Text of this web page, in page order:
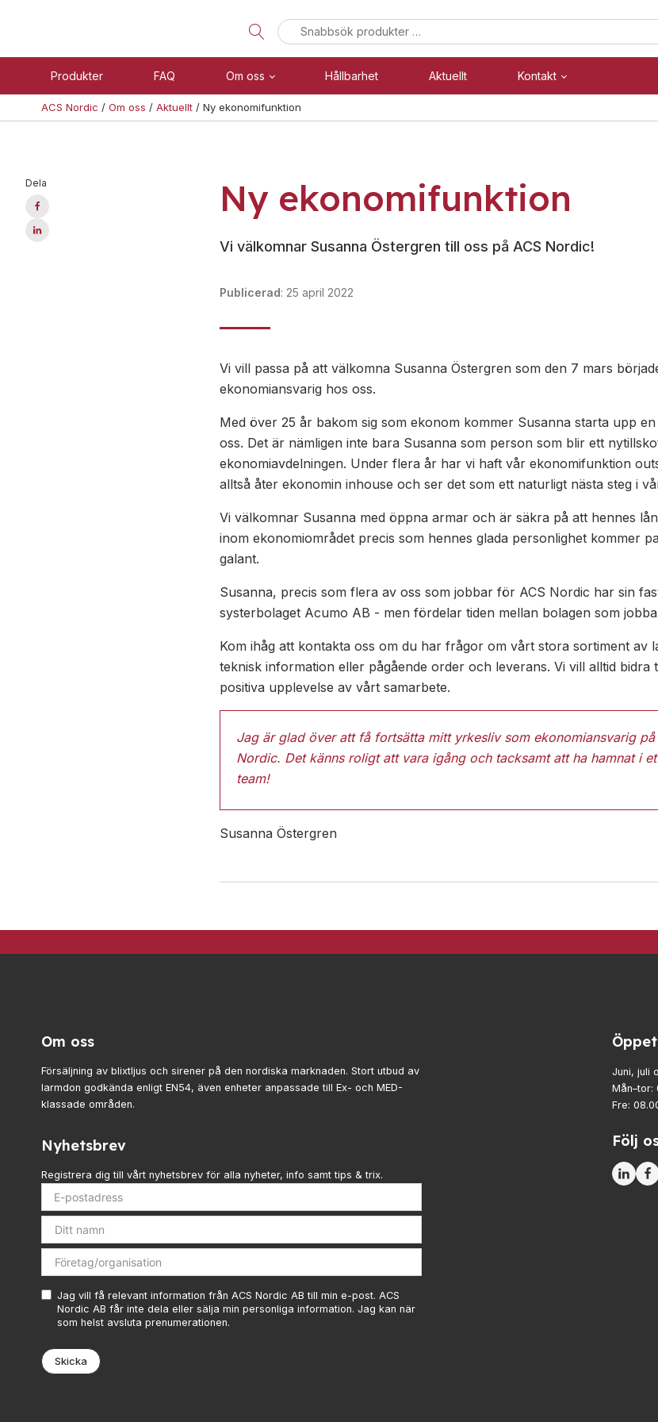
Sök
efter:
Produkter FAQ Om oss Hållbarhet Aktuellt Kontakt
Se alla kategorier
Blixtljus
Sirener
Blixtljus
Sirener
Larmsystem
Sirener
ACS Nordic / Om oss / Aktuellt / Ny ekonomifunktion
Dela Ny ekonomifunktion
Vi välkomnar Susanna Östergren till oss på ACS Nordic!
Publicerad: 25 april 2022
Vi vill passa på att välkomna Susanna Östergren som den 7 mars
ekonomiansvarig hos oss.
Med över 25 år bakom sig som ekonom kommer Susanna starta upp
oss. Det är nämligen inte bara Susanna som person som blir ett
ekonomiavdelningen. Under flera år har vi haft vår ekonomifunktion
alltså åter ekonomin inhouse och ser det som ett naturligt nästa steg i
Vi välkomnar Susanna med öppna armar och är säkra på att hennes
inom ekonomiområdet precis som hennes glada personlighet kommer
galant.
Susanna, precis som flera av oss som jobbar för ACS Nordic har sin
systerbolaget Acumo AB - men fördelar tiden mellan bolagen som
Kom ihåg att kontakta oss om du har frågor om vårt stora sortiment av
teknisk information eller pågående order och leverans. Vi vill alltid bidra
positiva upplevelse av vårt samarbete.
Jag är glad över att få fortsätta mitt yrkesliv som ekonomiansvarig på
Nordic. Det känns roligt att vara igång och tacksamt att ha hamnat i
team!
Susanna Östergren
Om oss
Försäljning av blixtljus och sirener på den nordiska marknaden. Stort utbud av
larmdon godkända enligt EN54, även enheter anpassade till Ex- och MED-
klassade områden.
Nyhetsbrev
Registrera dig till vårt nyhetsbrev för alla nyheter, info samt tips & trix.
Jag vill få relevant information från ACS Nordic AB till min e-post. ACS
Nordic AB får inte dela eller sälja min personliga information. Jag kan när
som helst avsluta prenumerationen.
Skicka
Juni, juli
Mån–tor:
Fre:
Följ